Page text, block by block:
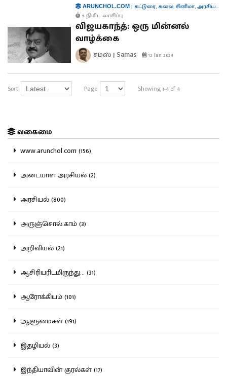
ARUNCHOL.COM| கட்டுரை, கலை,சினிமா,அரசியல்
5 நிமிட வாசிப்பு
விஜயகாந்த்: ஒரு மின்னல்
வாழ்க்கை
சமஸ் | Samas 12 Jan 2024
Sort Page Showing 1-4 of 4
வகைமை
www.arunchol.com (156)
அடையாள அரசியல் (2)
அரசியல் (800)
அருஞ்சொல்.காம் (3)
அறிவியல் (21)
ஆசிரியரிடமிருந்து... (31)
ஆரோக்கியம் (101)
ஆளுமைகள் (191)
இதழியல் (3)
இந்தியாவின் குரல்கள் (17)